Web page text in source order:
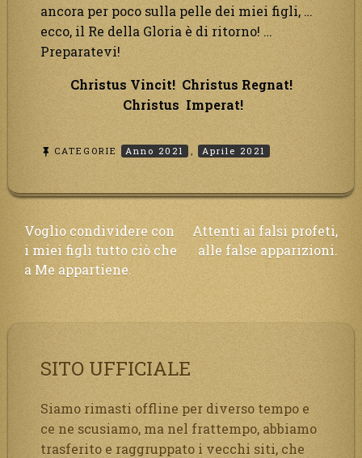
ancora per poco sulla pelle dei miei figli, …
ecco, il Re della Gloria è di ritorno! …
Preparatevi!
Christus Vincit! Christus Regnat!
Christus Imperat!
CATEGORIE Anno 2021 , Aprile 2021
Navigazione
articoli
Voglio condividere con
i miei figli tutto ciò che
a Me appartiene.
Attenti ai falsi profeti,
alle false apparizioni.
SITO UFFICIALE
Siamo rimasti offline per diverso tempo e
ce ne scusiamo, ma nel frattempo, abbiamo
trasferito e raggruppato i vecchi siti, che